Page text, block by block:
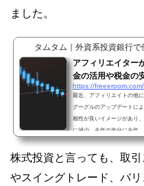
ました。
タムタム｜外資系投資銀行で
アフィリエイター
金の活用や税金の
https://
最近、アフィリエイトの他
グーグルのアップデートに
相性が良いイメージがあり
に減少…去年の半分に去年
くらいから徐々に売上が減
名なアフィリエイトですが
がってしまうと大ダメージ
株式投資と言っても、取
やスイングトレード、バ